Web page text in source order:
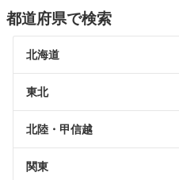
都道府県で検索
北海道
東北
北陸・甲信越
関東